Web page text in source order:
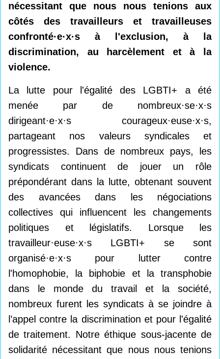
nécessitant que nous nous tenions aux
côtés des travailleurs et travailleuses
confronté·e·x·s à l'exclusion, à la
discrimination, au harcèlement et à la
violence.
La lutte pour l'égalité des LGBTI+ a été
menée par de nombreux·se·x·s
dirigeant·e·x·s courageux·euse·x·s,
partageant nos valeurs syndicales et
progressistes. Dans de nombreux pays, les
syndicats continuent de jouer un rôle
prépondérant dans la lutte, obtenant souvent
des avancées dans les négociations
collectives qui influencent les changements
politiques et législatifs. Lorsque les
travailleur·euse·x·s LGBTI+ se sont
organisé·e·x·s pour lutter contre
l'homophobie, la biphobie et la transphobie
dans le monde du travail et la société,
nombreux furent les syndicats à se joindre à
l’appel contre la discrimination et pour l'égalité
de traitement. Notre éthique sous-jacente de
solidarité nécessitant que nous nous tenions